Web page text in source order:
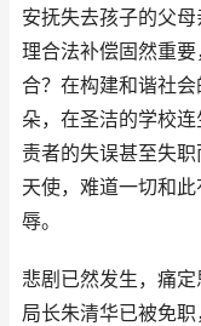
安抚失去孩子的父
理合法补偿固然重
合？在构建和谐社
朵，在圣洁的学校
责者的失误甚至失
天使，难道一切和
辱。
悲剧已然发生，痛
局长朱清华已被免